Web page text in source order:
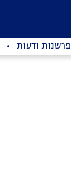
פרשנות ודעות